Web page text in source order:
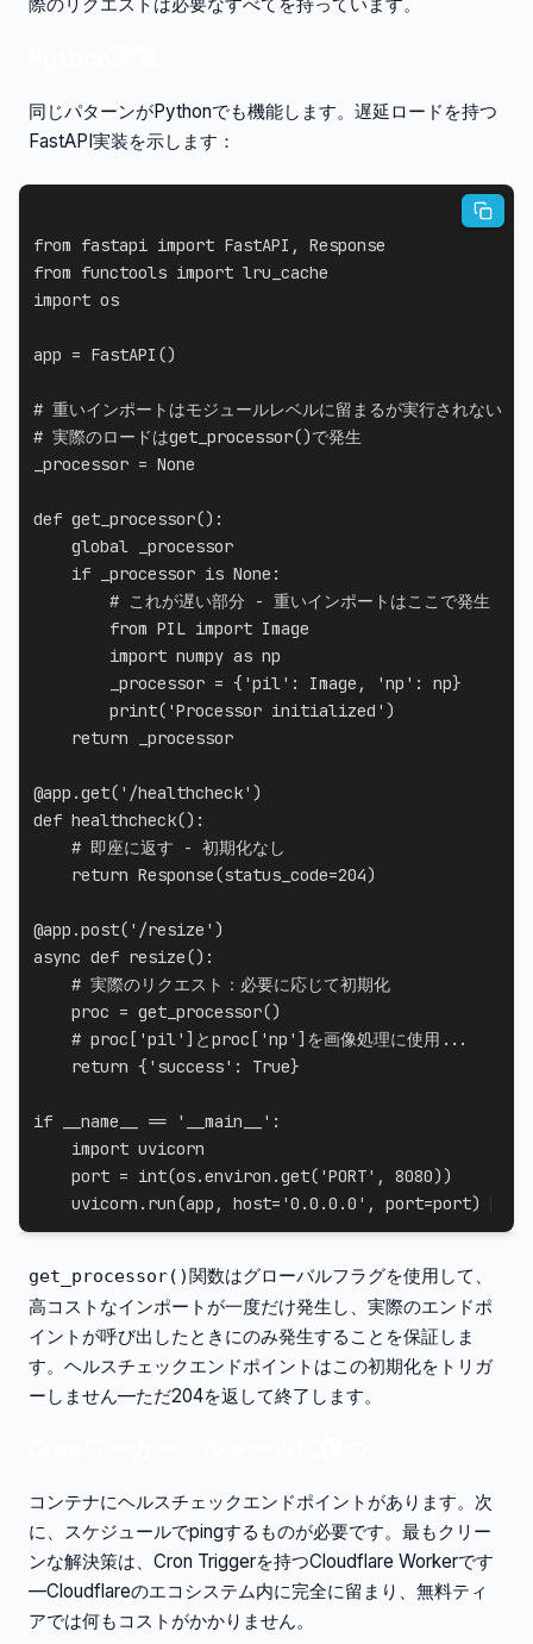
同じパターンがPythonでも機能します。遅延ロードを持つ
FastAPI実装を示します：
from fastapi import FastAPI ,
from functools import
import os
app = FastAPI ()
# 重いインポートはモジュールレベルに留まるが実行されない
# 実際のロードはget_processor()で発生
_processor = None
def get_processor() :
global _processor
if _processor is None :
# これが遅い部分 - 重いインポートはここで発生
from PIL import Image
import numpy as np
        _processor
= { 'pil' : Image , 'np' : np}
print( 'Processor initialized' )
return _processor
@app .get( '/healthcheck' )
def healthcheck() :
# 即座に返す - 初期化なし
return Response(status_code=204)
@app .post( '/resize' )
async def resize() :
# 実際のリクエスト：必要に応じて初期化
    proc
= get_processor()
# proc['pil']とproc['np']を画像処理に使用...
return { 'success' : True}
if __name__ == '__main__' :
import uvicorn
    port
= int(os.environ .get( 'PORT' , 8080))
    uvicorn
. run(app , host= '0.0.0.0' , port=port)
get_processor()関数はグローバルフラグを使用して、
高コストなインポートが一度だけ発生し、実際のエンドポ
イントが呼び出したときにのみ発生することを保証しま
す。ヘルスチェックエンドポイントはこの初期化をトリガ
ーしません—ただ204を返して終了します。
コンテナにヘルスチェックエンドポイントがあります。次
に、スケジュールでpingするものが必要です。最もクリー
ンな解決策は、Cron Triggerを持つCloudflare Workerです
—Cloudflareのエコシステム内に完全に留まり、無料ティ
アでは何もコストがかかりません。